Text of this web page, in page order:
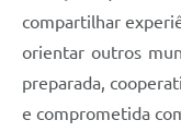
compartilhar
orientar outros
preparada,
e comprometida